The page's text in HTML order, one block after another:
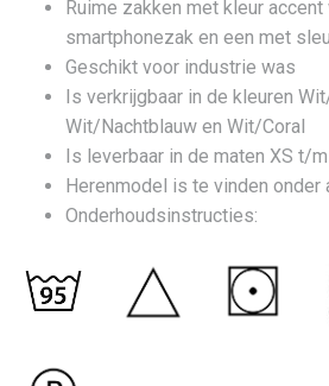
Ruime zakken met kleur
smartphonezak en een met
Geschikt voor industrie was
Is verkrijgbaar in de kleuren
Wit/Nachtblauw en Wit/Coral
Is leverbaar in de maten XS t/
Herenmodel is te vinden onder
Onderhoudsinstructies: